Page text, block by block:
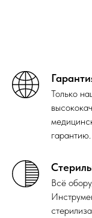
Только
гарантию.
Всё